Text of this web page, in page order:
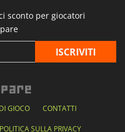
sconto per giocatori
GIOCO CONTATTI
POLITICA SULLA PRIVACY